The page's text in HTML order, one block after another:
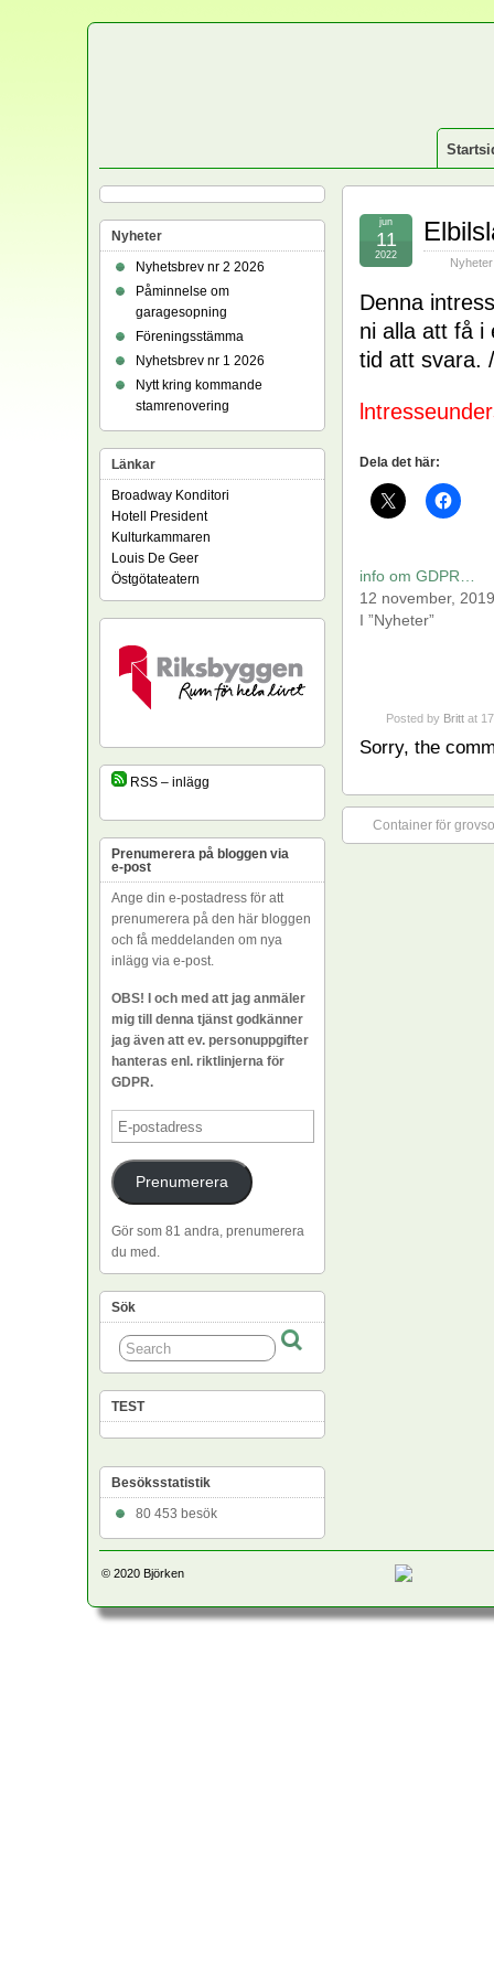
Nyheter
jun
11
2022
Denna
ni alla att få i
tid att svara.
Dela det här:
info om GDPR…
12 november, 2019
I ”Nyheter”
Posted by Britt at
Sorry, the
Container för
Nyheter
Nyhetsbrev nr 2 2026
Påminnelse om
garagesopning
Föreningsstämma
Nyhetsbrev nr 1 2026
Nytt kring kommande
stamrenovering
Länkar
Broadway Konditori
Hotell President
Kulturkammaren
Louis De Geer
Östgötateatern
RSS – inlägg
Prenumerera på bloggen via
e-post
Ange din e-postadress för att
prenumerera på den här bloggen
och få meddelanden om nya
inlägg via e-post.
OBS! I och med att jag anmäler
mig till denna tjänst godkänner
jag även att ev. personuppgifter
hanteras enl. riktlinjerna för
GDPR.
E-
postadress
Prenumerera
Gör som 81 andra, prenumerera
du med.
Sök
TEST
Besöksstatistik
80 453 besök
© 2020 Björken